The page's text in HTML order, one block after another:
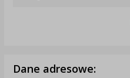
Dane adresowe: